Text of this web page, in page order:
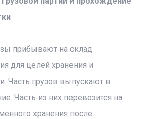
прибывают на склад
для целей хранения и
Часть грузов выпускают в
Часть из них перевозится на
хранения после